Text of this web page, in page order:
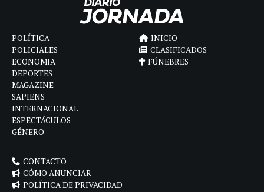
POLÍTICA
POLICIALES
ECONOMIA
DEPORTES
MAGAZINE
SAPIENS
INTERNACIONAL
ESPECTÁCULOS
GÉNERO
INICIO
CLASIFICADOS
FÚNEBRES
CONTACTO
CÓMO ANUNCIAR
POLÍTICA DE PRIVACIDAD